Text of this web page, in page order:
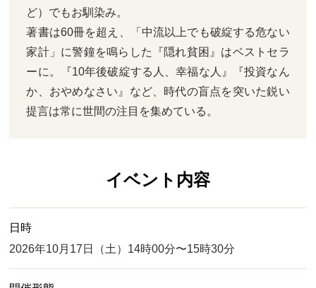
ど）でもお馴染み。
著書は60冊を超え、「中流以上でも破綻する危ない
家計」に警鐘を鳴らした『隠れ貧困』はベストセラ
ーに。『10年後破綻する人、幸福な人』『投資なん
か、おやめなさい』など、時代の盲点を突いた鋭い
提言は常に世間の注目を集めている。
イベント内容
日時
2026年10月17日（土）14時00分〜15時30分